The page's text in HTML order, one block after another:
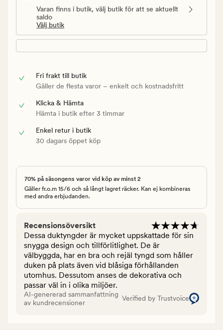
Varan finns i butik, välj butik för att se aktuellt
saldo
Välj butik
Fri frakt till butik
Gäller de flesta varor – enkelt och kostnadsfritt
Klicka & Hämta
Hämta i butik efter 3 timmar
Enkel retur i butik
30 dagars öppet köp
70% på säsongens varor vid köp av minst 2
Gäller fr.o.m 15/6 och så långt lagret räcker. Kan ej kombineras
med andra erbjudanden.
Recensionsöversikt
Dessa duktyngder är mycket uppskattade för sin
snygga design och tillförlitlighet. De är
välbyggda, har en bra och rejäl tyngd som håller
duken på plats även vid blåsiga förhållanden
utomhus. Dessutom anses de dekorativa och
passar väl in i olika miljöer.
AI-genererad sammanfattning
av kundrecensioner
Verified by Trustvoice